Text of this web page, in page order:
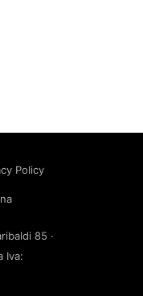
Policy
85 ·
Iva: